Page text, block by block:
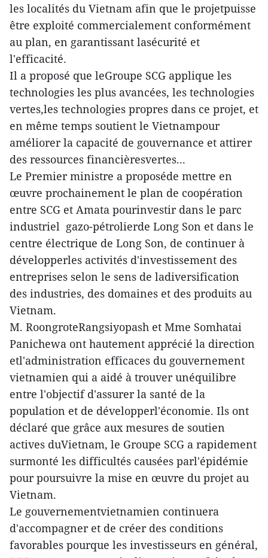
les localités du Vietnam afin que le projetpuisse
être exploité commercialement conformément
au plan, en garantissant lasécurité et
l'efficacité.
Il a proposé que leGroupe SCG applique les
technologies les plus avancées, les technologies
vertes,les technologies propres dans ce projet, et
en même temps soutient le Vietnampour
améliorer la capacité de gouvernance et attirer
des ressources financièresvertes...
Le Premier ministre a proposéde mettre en
œuvre prochainement le plan de coopération
entre SCG et Amata pourinvestir dans le parc
industriel gazo-pétrolierde Long Son et dans le
centre électrique de Long Son, de continuer à
développerles activités d'investissement des
entreprises selon le sens de ladiversification
des industries, des domaines et des produits au
Vietnam.
M. RoongroteRangsiyopash et Mme Somhatai
Panichewa ont hautement apprécié la direction
etl'administration efficaces du gouvernement
vietnamien qui a aidé à trouver unéquilibre
entre l'objectif d'assurer la santé de la
population et de développerl'économie. Ils ont
déclaré que grâce aux mesures de soutien
actives duVietnam, le Groupe SCG a rapidement
surmonté les difficultés causées parl'épidémie
pour poursuivre la mise en œuvre du projet au
Vietnam.
Le gouvernementvietnamien continuera
d'accompagner et de créer des conditions
favorables pourque les investisseurs en général,